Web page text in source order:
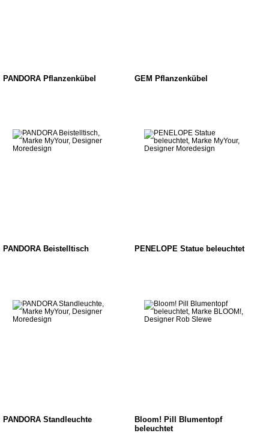
PANDORA Pflanzenkübel GEM Pflanzenkübel
PANDORA Beistelltisch PENELOPE Statue beleuchtet
PANDORA Standleuchte
Bloom! Pill Blumentopf
beleuchtet